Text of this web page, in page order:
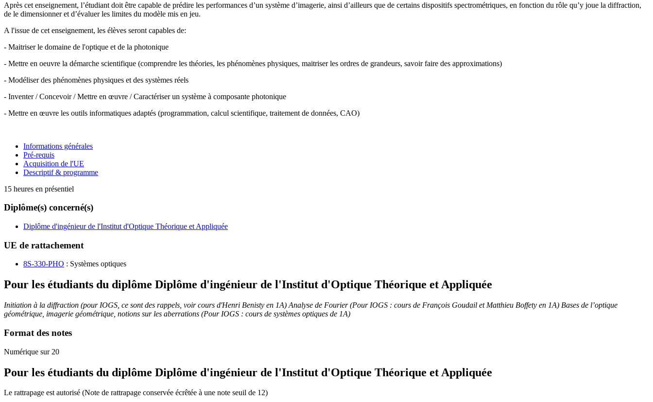
Après cet enseignement, l’étudiant doit être capable de prédire les performances d’un système d’imagerie, ainsi d’ailleurs que de certains dispositifs spectrométriques, en fonction du rôle qu’y joue la diffraction,
de le dimensionner et d’évaluer les limites du modèle mis en jeu.
A l'issue de cet enseignement, les élèves seront capables de:
- Maitriser le domaine de l'optique et de la photonique
- Mettre en oeuvre la démarche scientifique (comprendre les théories, les phénomènes physiques, maitriser les ordres de grandeurs, savoir faire des approximations)
- Modéliser des phénomènes physiques et des systèmes réels
- Inventer / Concevoir / Mettre en œuvre / Caractériser un système à composante photonique
- Mettre en œuvre les outils informatiques adaptés (programmation, calcul scientifique, traitement de données, CAO)
Informations générales
Pré-requis
Acquisition de l'UE
Descriptif & programme
15 heures en présentiel
Diplôme(s) concerné(s)
Diplôme d'ingénieur de l'Institut d'Optique Théorique et Appliquée
UE de rattachement
8S-330-PHO : Systèmes optiques
Pour les étudiants du diplôme Diplôme d'ingénieur de l'Institut d'Optique Théorique et Appliquée
Initiation à la diffraction (pour IOGS, ce sont des rappels, voir cours d'Henri Benisty en 1A) Analyse de Fourier (Pour IOGS : cours de François Goudail et Matthieu Boffety en 1A) Bases de l’optique
géométrique, imagerie géométrique, notions sur les aberrations (Pour IOGS : cours de systèmes optiques de 1A)
Format des notes
Numérique sur 20
Pour les étudiants du diplôme Diplôme d'ingénieur de l'Institut d'Optique Théorique et Appliquée
Le rattrapage est autorisé (Note de rattrapage conservée écrêtée à une note seuil de 12)